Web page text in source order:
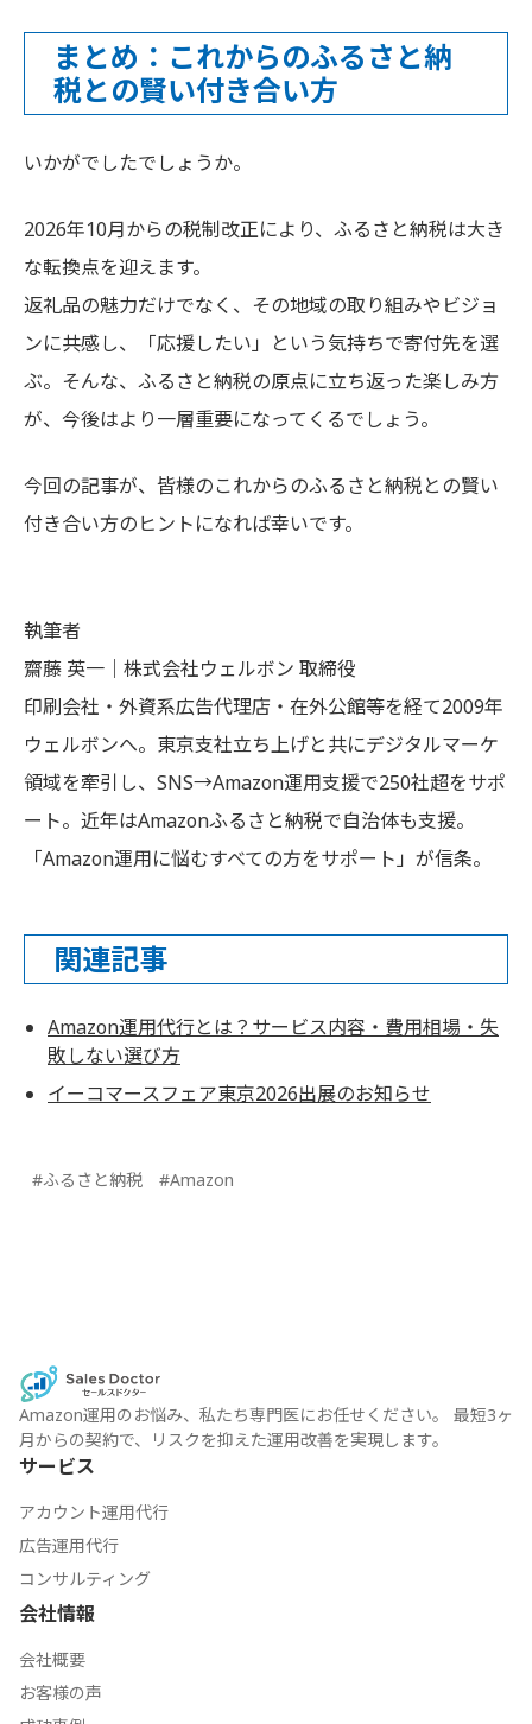
まとめ：これからのふるさと納
税との賢い付き合い方
いかがでしたでしょうか。
2026年10月からの税制改正により、ふるさと納税は大き
な転換点を迎えます。
返礼品の魅力だけでなく、その地域の取り組みやビジョ
ンに共感し、「応援したい」という気持ちで寄付先を選
ぶ。そんな、ふるさと納税の原点に立ち返った楽しみ方
が、今後はより一層重要になってくるでしょう。
今回の記事が、皆様のこれからのふるさと納税との賢い
付き合い方のヒントになれば幸いです。
執筆者
齋藤 英一｜株式会社ウェルボン 取締役
印刷会社・外資系広告代理店・在外公館等を経て2009年
ウェルボンへ。東京支社立ち上げと共にデジタルマーケ
領域を牽引し、SNS→Amazon運用支援で250社超をサポ
ート。近年はAmazonふるさと納税で自治体も支援。
「Amazon運用に悩むすべての方をサポート」が信条。
関連記事
Amazon運用代行とは？サービス内容・費用相場・失
敗しない選び方
イーコマースフェア東京2026出展のお知らせ
#ふるさと納税 #Amazon
Amazon運用のお悩み、私たち専門医にお任せください。 最短3ヶ
月からの契約で、リスクを抑えた運用改善を実現します。
サービス
アカウント運用代行
広告運用代行
コンサルティング
会社情報
会社概要
お客様の声